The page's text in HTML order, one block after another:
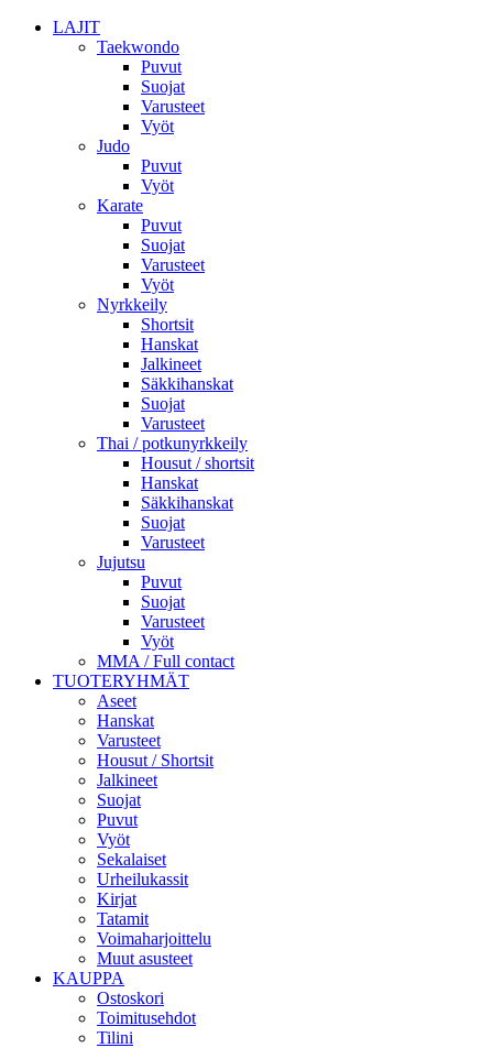
LAJIT
Taekwondo
Puvut
Suojat
Varusteet
Vyöt
Judo
Puvut
Vyöt
Karate
Puvut
Suojat
Varusteet
Vyöt
Nyrkkeily
Shortsit
Hanskat
Jalkineet
Säkkihanskat
Suojat
Varusteet
Thai / potkunyrkkeily
Housut / shortsit
Hanskat
Säkkihanskat
Suojat
Varusteet
Jujutsu
Puvut
Suojat
Varusteet
Vyöt
MMA / Full contact
TUOTERYHMÄT
Aseet
Hanskat
Varusteet
Housut / Shortsit
Jalkineet
Suojat
Puvut
Vyöt
Sekalaiset
Urheilukassit
Kirjat
Tatamit
Voimaharjoittelu
Muut asusteet
KAUPPA
Ostoskori
Toimitusehdot
Tilini